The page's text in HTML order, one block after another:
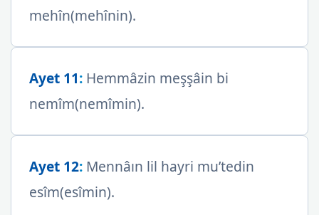
mehîn(mehînin).
Ayet 11: Hemmâzin meşşâin bi
nemîm(nemîmin).
Ayet 12: Mennâın lil hayri mu’tedin
esîm(esîmin).